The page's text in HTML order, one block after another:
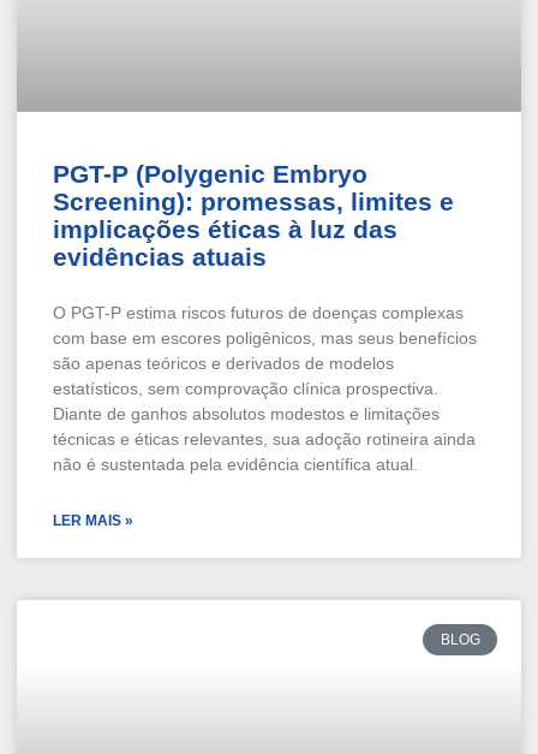
PGT-P (Polygenic Embryo
Screening): promessas, limites e
implicações éticas à luz das
evidências atuais
O PGT-P estima riscos futuros de doenças complexas
com base em escores poligênicos, mas seus benefícios
são apenas teóricos e derivados de modelos
estatísticos, sem comprovação clínica prospectiva.
Diante de ganhos absolutos modestos e limitações
técnicas e éticas relevantes, sua adoção rotineira ainda
não é sustentada pela evidência científica atual.
LER MAIS »
BLOG